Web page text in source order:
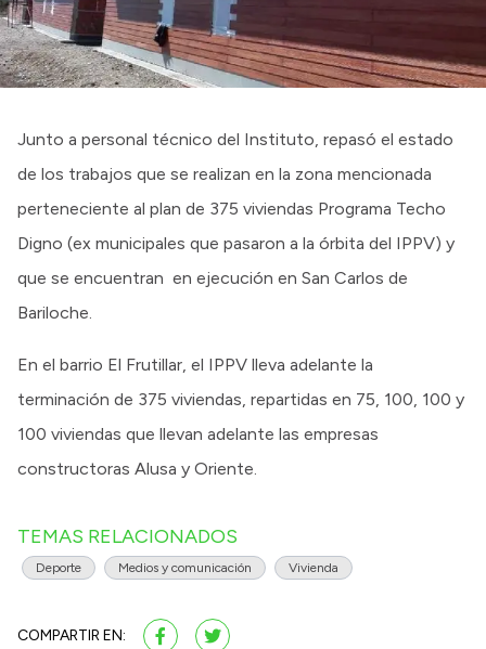
Login
Junto a personal técnico del Instituto, repasó el estado
de los trabajos que se realizan en la zona mencionada
perteneciente al plan de 375 viviendas Programa Techo
Digno (ex municipales que pasaron a la órbita del IPPV) y
que se encuentran en ejecución en San Carlos de
Bariloche.
En el barrio El Frutillar, el IPPV lleva adelante la
terminación de 375 viviendas, repartidas en 75, 100, 100 y
100 viviendas que llevan adelante las empresas
constructoras Alusa y Oriente.
TEMAS RELACIONADOS
Deporte Medios y comunicación Vivienda
COMPARTIR EN: